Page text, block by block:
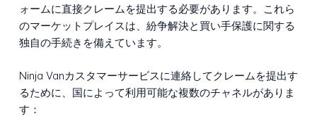
ォームに直接クレームを提出する必要があります。これら
のマーケットプレイスは、紛争解決と買い手保護に関する
独自の手続きを備えています。
Ninja Vanカスタマーサービスに連絡してクレームを提出す
るために、国によって利用可能な複数のチャネルがありま
す：